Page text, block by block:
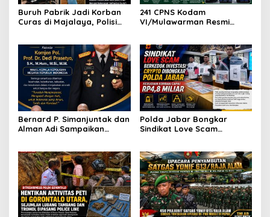
Buruh Pabrik Jadi Korban
Curas di Majalaya, Polisi
241 CPNS Kodam
VI/Mulawarman Resmi
Kementerian Pertahanan
Bernard P. Simanjuntak dan
Alman Adi Sampaikan
Pol. Dedi Prasetyo
Polda Jabar Bongkar
Sindikat Love Scam
Diperkirakan Capai Rp4,8
Miliar